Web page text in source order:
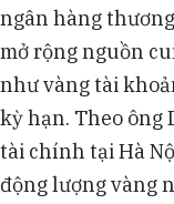
ngân hàng
mở rộng nguồn
như vàng tài
kỳ hạn. Theo ông
tài chính tại Hà
động lượng vàng